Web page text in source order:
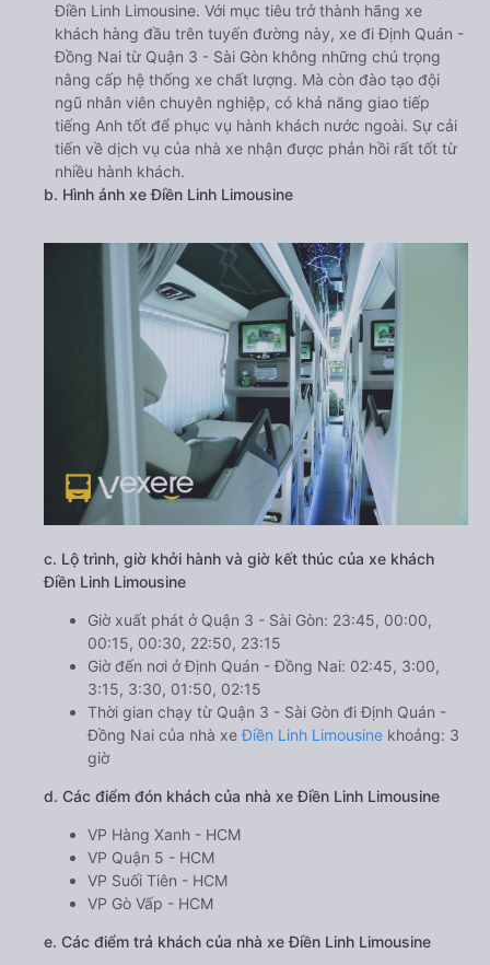
Điền Linh Limousine. Với mục tiêu trở thành hãng xe
khách hàng đầu trên tuyến đường này, xe đi Định Quán -
Đồng Nai từ Quận 3 - Sài Gòn không những chú trọng
nâng cấp hệ thống xe chất lượng. Mà còn đào tạo đội
ngũ nhân viên chuyên nghiệp, có khả năng giao tiếp
tiếng Anh tốt để phục vụ hành khách nước ngoài. Sự cải
tiến về dịch vụ của nhà xe nhận được phản hồi rất tốt từ
nhiều hành khách.
b. Hình ảnh xe Điền Linh Limousine
c. Lộ trình, giờ khởi hành và giờ kết thúc của xe khách
Điền Linh Limousine
Giờ xuất phát ở Quận 3 - Sài Gòn: 23:45, 00:00,
00:15, 00:30, 22:50, 23:15
Giờ đến nơi ở Định Quán - Đồng Nai: 02:45, 3:00,
3:15, 3:30, 01:50, 02:15
Thời gian chạy từ Quận 3 - Sài Gòn đi Định Quán -
Đồng Nai của nhà xeĐiền Linh Limousine khoảng: 3
giờ
d. Các điểm đón khách của nhà xe Điền Linh Limousine
VP Hàng Xanh - HCM
VP Quận 5 - HCM
VP Suối Tiên - HCM
VP Gò Vấp - HCM
e. Các điểm trả khách của nhà xe Điền Linh Limousine